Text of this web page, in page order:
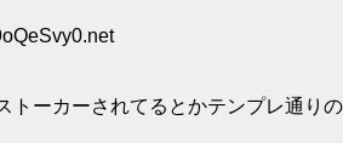
トーカーされてるとかテンプレ通りの